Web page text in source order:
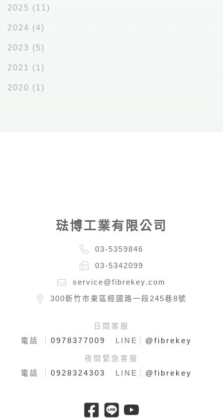
2025 (11)
2024 (4)
2023 (5)
2021 (1)
2020 (1)
琺博工業有限公司
03-5359846
03-5342099
service@fibrekey.com
300新竹市東區經國路一段245巷8號
日間客服
電話
0978377009 LINE @fibrekey
夜間緊急客服
電話
0928324303 LINE @fibrekey